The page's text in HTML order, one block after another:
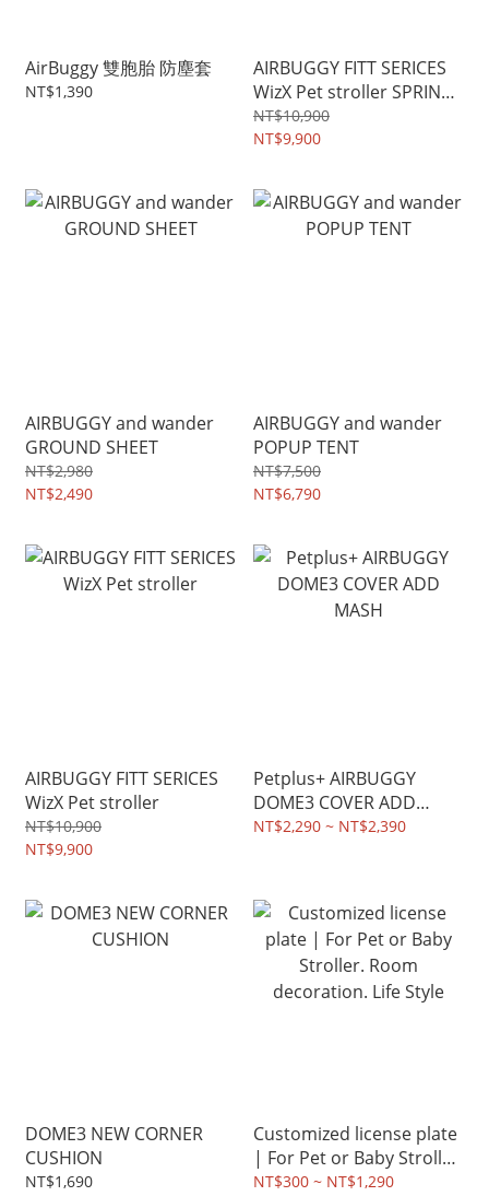
AirBuggy 雙胞胎 防塵套
NT$1,390
AIRBUGGY FITT SERICES
WizX Pet stroller SPRING
& SUMMER SPECIAL
LIMITED COLOR
NT$10,900
NT$9,900
AIRBUGGY and wander
GROUND SHEET
NT$2,980
NT$2,490
AIRBUGGY and wander
POPUP TENT
NT$7,500
NT$6,790
AIRBUGGY FITT SERICES
WizX Pet stroller
NT$10,900
NT$9,900
Petplus+ AIRBUGGY
DOME3 COVER ADD
MASH
NT$2,290 ~ NT$2,390
DOME3 NEW CORNER
CUSHION
NT$1,690
Customized license plate
| For Pet or Baby Stroller.
Room decoration. Life
NT$300 ~ NT$1,290